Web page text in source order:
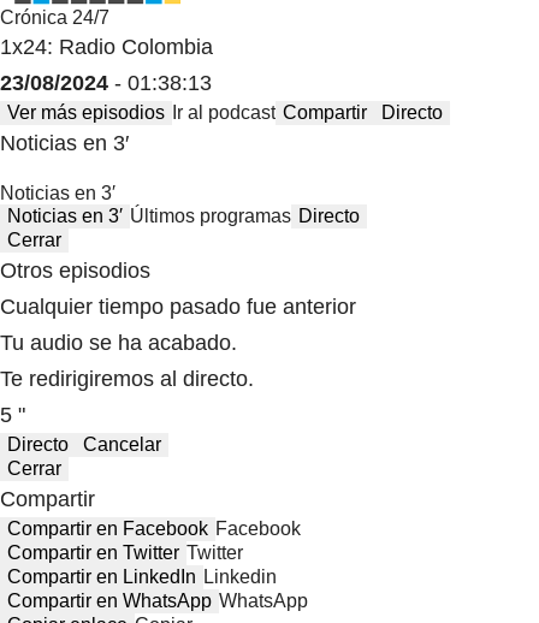
Crónica 24/7
1x24: Radio Colombia
23/08/2024 - 01:38:13
Ver más episodios Ir al podcast Compartir Directo
Noticias en 3′
Noticias en 3′
Noticias en 3′ Últimos programas Directo
Cerrar
Otros episodios
Cualquier tiempo pasado fue anterior
Tu audio se ha acabado.
Te redirigiremos al directo.
5 "
Directo
Cancelar
Cerrar
Compartir
Compartir en Facebook Facebook
Compartir en Twitter Twitter
Compartir en LinkedIn Linkedin
Compartir en WhatsApp WhatsApp